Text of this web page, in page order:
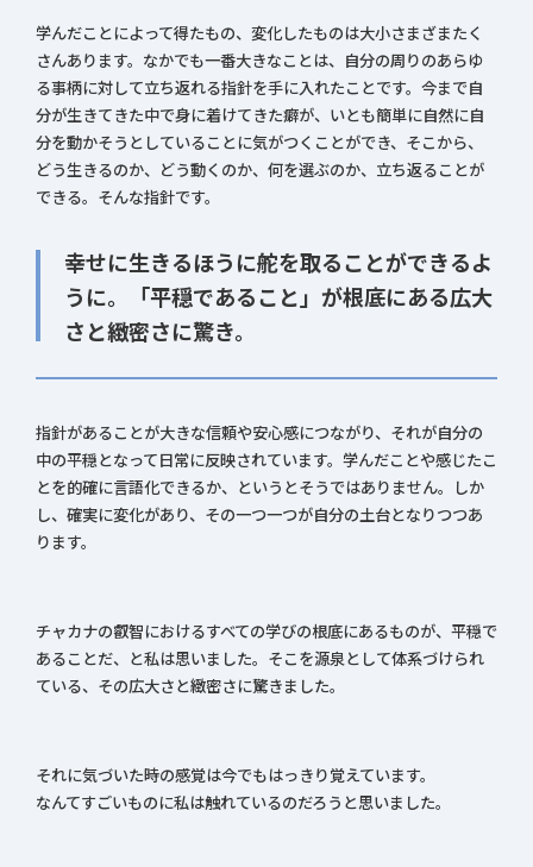
学んだことによって得たもの、変化したものは大小さまざまたく
さんあります。なかでも一番大きなことは、自分の周りのあらゆ
る事柄に対して立ち返れる指針を手に入れたことです。今まで自
分が生きてきた中で身に着けてきた癖が、いとも簡単に自然に自
分を動かそうとしていることに気がつくことができ、そこから、
どう生きるのか、どう動くのか、何を選ぶのか、立ち返ることが
できる。そんな指針です。
幸せに生きるほうに舵を取ることができるよ
うに。「平穏であること」が根底にある広大
さと緻密さに驚き。
指針があることが大きな信頼や安心感につながり、それが自分の
中の平穏となって日常に反映されています。学んだことや感じたこ
とを的確に言語化できるか、というとそうではありません。しか
し、確実に変化があり、その一つ一つが自分の土台となりつつあ
ります。
チャカナの叡智におけるすべての学びの根底にあるものが、平穏で
あることだ、と私は思いました。そこを源泉として体系づけられ
ている、その広大さと緻密さに驚きました。
それに気づいた時の感覚は今でもはっきり覚えています。
なんてすごいものに私は触れているのだろうと思いました。